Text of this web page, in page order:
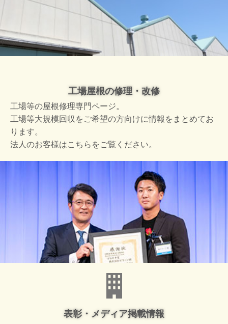
工場屋根の修理・改修
工場等の屋根修理専門ページ。
工場等大規模回収をご希望の方向けに情報をまとめてお
ります。
法人のお客様はこちらをご覧ください。
表彰・メディア掲載情報